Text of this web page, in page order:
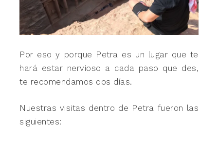
Por eso y porque Petra es un lugar que te
hará estar nervioso a cada paso que des,
te recomendamos dos días.
Nuestras visitas dentro de Petra fueron las
siguientes: